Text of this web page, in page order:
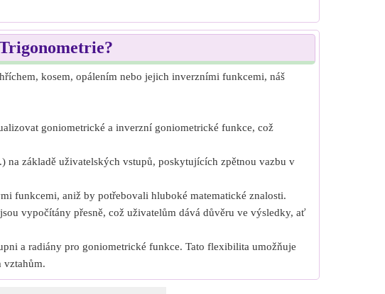
kosem, opálením nebo jejich inverzními funkcemi, náš
goniometrické a inverzní goniometrické funkce, což
základě uživatelských vstupů, poskytujících zpětnou vazbu v
funkcemi, aniž by potřebovali hluboké matematické znalosti.
vypočítány přesně, což uživatelům dává důvěru ve výsledky, ať
a radiány pro goniometrické funkce. Tato flexibilita umožňuje
vztahům.